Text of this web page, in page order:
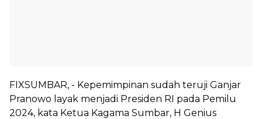
FIXSUMBAR, - Kepemimpinan sudah teruji Ganjar
Pranowo layak menjadi Presiden RI pada Pemilu
2024, kata Ketua Kagama Sumbar, H Genius